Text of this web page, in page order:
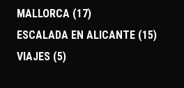
MALLORCA (17)
ESCALADA EN ALICANTE (15)
VIAJES (5)